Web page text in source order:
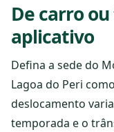
De carro
aplicativo
Defina a sede do
Lagoa do Peri
deslocamento
temporada e o